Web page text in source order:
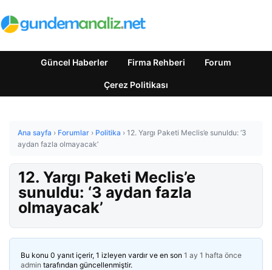
Güncel Haberler Firma Rehberi Forum
Çerez Politikası
Ana sayfa › Forumlar › Politika › 12. Yargı Paketi Meclis’e sunuldu: ‘3
aydan fazla olmayacak’
12. Yargı Paketi Meclis’e
sunuldu: ‘3 aydan fazla
olmayacak’
Bu konu 0 yanıt içerir, 1 izleyen vardır ve en son 1 ay 1 hafta önce
admin tarafından güncellenmiştir.